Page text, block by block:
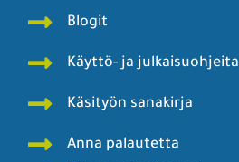
Blogit
Käyttö- ja julkaisuohjeita
Käsityön sanakirja
Anna palautetta